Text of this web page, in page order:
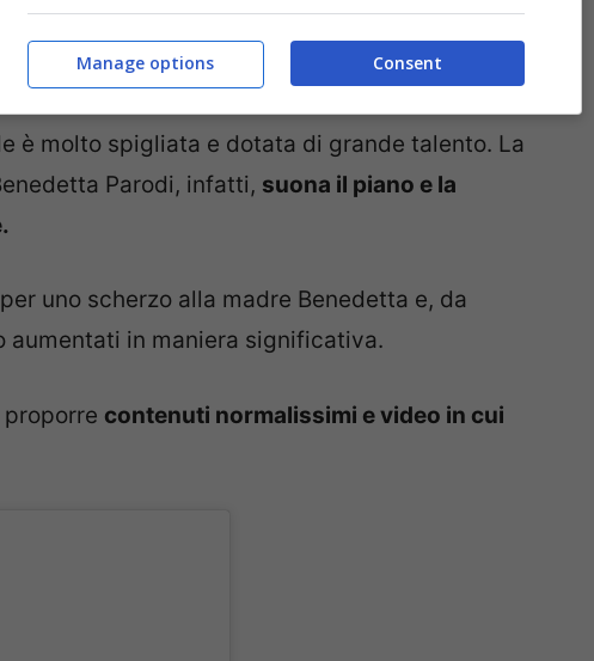
vendere
è molto spigliata e dotata di grande talento. La
Parodi, infatti, suona il piano e la
per uno scherzo alla madre Benedetta e, da
aumentati in maniera significativa.
contenuti normalissimi e video in cui
Consent
Manage options